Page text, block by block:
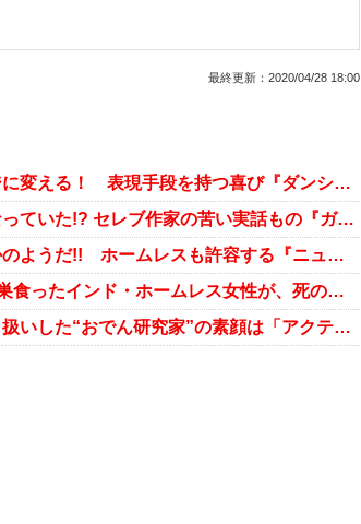
最終更新： 2020/04/28 18:00
路上生活者の肉体言語が街をステージに変える！ 表現手段を持つ喜び『ダンシングホームレス』
久々に再会した家族はホームレスになっていた!? セレブ作家の苦い実話もの『ガラスの城の約束』
まるで大巨人の脳内を探検しているかのようだ!! ホームレスも許容する『ニューヨーク公共図書館』
【超閲覧注意!!】頭部に大量のウジが巣食ったインド・ホームレス女性が、死の淵から生還！
ひき逃げ被害者を「人間らしきもの」扱いした“おでん研究家”の素顔は「アクティブホームレス」だった!?